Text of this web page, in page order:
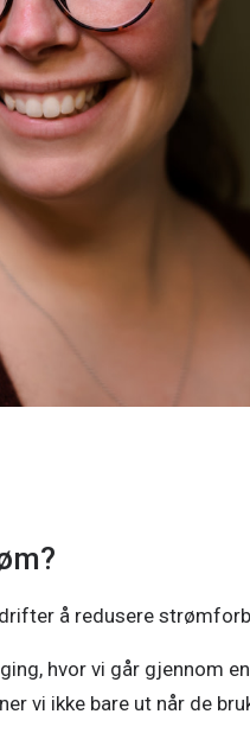
å redusere
hvor vi går gjennom
vi ikke bare ut når de